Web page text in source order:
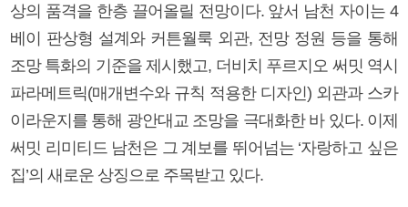
상의 품격을 한층 끌어올릴 전망이다. 앞서 남천 자이는 4
베이 판상형 설계와 커튼월룩 외관, 전망 정원 등을 통해
조망 특화의 기준을 제시했고, 더비치 푸르지오 써밋 역시
파라메트릭(매개변수와 규칙 적용한 디자인) 외관과 스카
이라운지를 통해 광안대교 조망을 극대화한 바 있다. 이제
써밋 리미티드 남천은 그 계보를 뛰어넘는 ‘자랑하고 싶은
집’의 새로운 상징으로 주목받고 있다.